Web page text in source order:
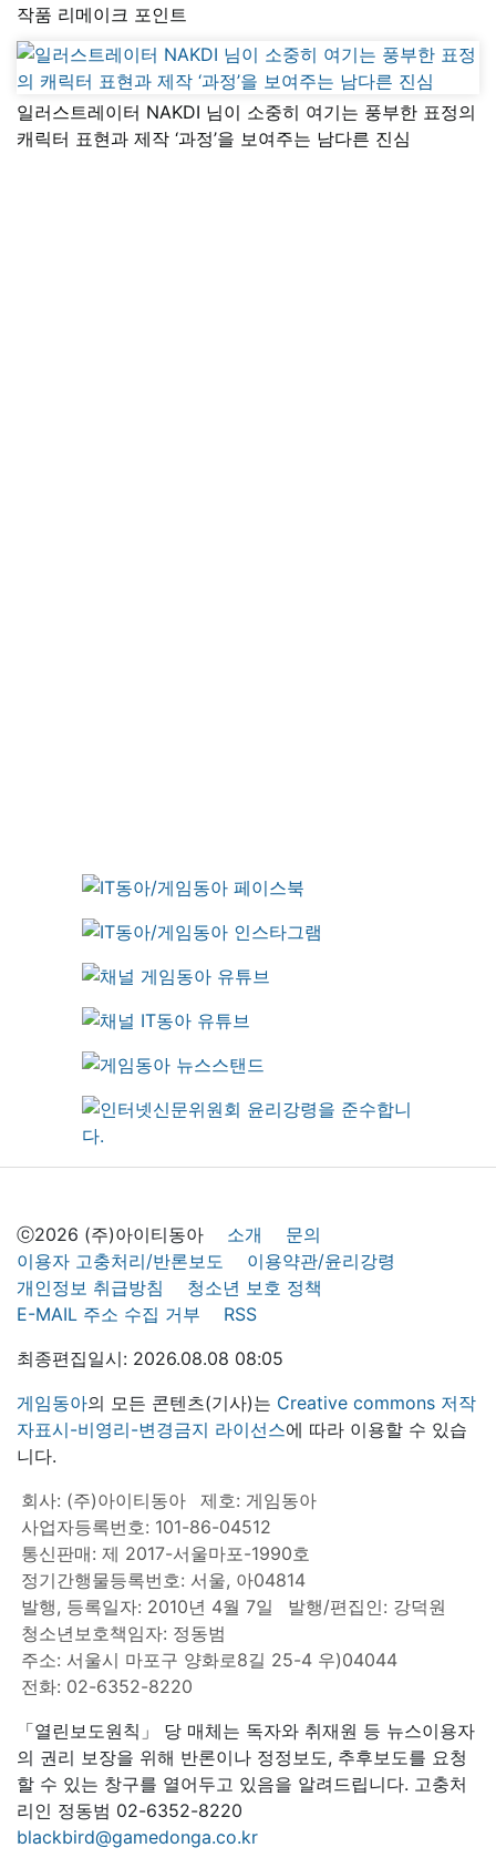
작품 리메이크 포인트
일러스트레이터 NAKDI 님이 소중히 여기는 풍부한 표정의
캐릭터 표현과 제작 ‘과정’을 보여주는 남다른 진심
ⓒ2026 (주)아이티동아 소개
문의
이용자 고충처리/반론보도
이용약관/윤리강령
개인정보 취급방침
청소년 보호 정책
E-MAIL 주소 수집 거부
RSS
최종편집일시: 2026.08.08 08:05
게임동아의 모든 콘텐츠(기사)는 Creative commons 저작
자표시-비영리-변경금지 라이선스에 따라 이용할 수 있습
니다.
회사: (주)아이티동아
제호: 게임동아
사업자등록번호: 101-86-04512
통신판매: 제 2017-서울마포-1990호
정기간행물등록번호: 서울, 아04814
발행, 등록일자: 2010년 4월 7일
발행/편집인: 강덕원
청소년보호책임자: 정동범
주소: 서울시 마포구 양화로8길 25-4 우)04044
전화: 02-6352-8220
「열린보도원칙」 당 매체는 독자와 취재원 등 뉴스이용자
의 권리 보장을 위해 반론이나 정정보도, 추후보도를 요청
할 수 있는 창구를 열어두고 있음을 알려드립니다. 고충처
리인 정동범 02-6352-8220
blackbird@gamedonga.co.kr